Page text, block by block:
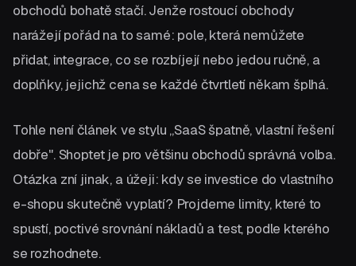
obchodů bohatě stačí. Jenže rostoucí obchody
narážejí pořád na to samé: pole, která nemůžete
přidat, integrace, co se rozbíjejí nebo jedou ručně, a
doplňky, jejichž cena se každé čtvrtletí někam šplhá.
Tohle není článek ve stylu „SaaS špatně, vlastní řešení
dobře". Shoptet je pro většinu obchodů správná volba.
Otázka zní jinak, a úžeji: kdy se investice do vlastního
e-shopu skutečně vyplatí? Projdeme limity, které to
spustí, poctivé srovnání nákladů a test, podle kterého
se rozhodnete.